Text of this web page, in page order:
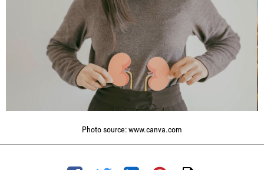
Photo source: www.canva.com